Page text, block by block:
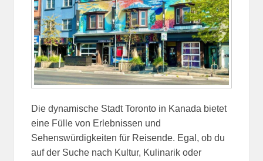
Die dynamische Stadt Toronto in Kanada bietet
eine Fülle von Erlebnissen und
Sehenswürdigkeiten für Reisende. Egal, ob du
auf der Suche nach Kultur, Kulinarik oder